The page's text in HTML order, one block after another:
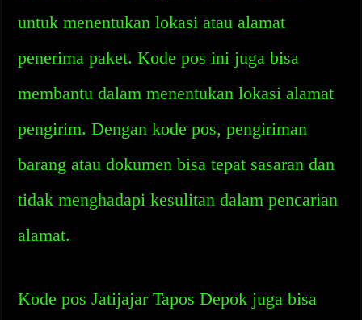
untuk menentukan lokasi atau alamat
penerima paket. Kode pos ini juga bisa
membantu dalam menentukan lokasi alamat
pengirim. Dengan kode pos, pengiriman
barang atau dokumen bisa tepat sasaran dan
tidak menghadapi kesulitan dalam pencarian
alamat.
Kode pos Jatijajar Tapos Depok juga bisa